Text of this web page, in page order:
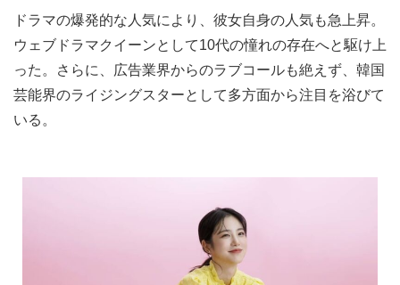
ドラマの爆発的な人気により、彼女自身の人気も急上昇。
ウェブドラマクイーンとして10代の憧れの存在へと駆け上
った。さらに、広告業界からのラブコールも絶えず、韓国
芸能界のライジングスターとして多方面から注目を浴びて
いる。